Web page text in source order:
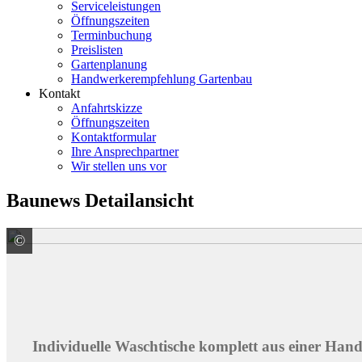
Serviceleistungen
Öffnungszeiten
Terminbuchung
Preislisten
Gartenplanung
Handwerkerempfehlung Gartenbau
Kontakt
Anfahrtskizze
Öffnungszeiten
Kontaktformular
Ihre Ansprechpartner
Wir stellen uns vor
Baunews Detailansicht
© Schlüter-Systems KG
Individuelle Waschtische komplett aus einer Hand